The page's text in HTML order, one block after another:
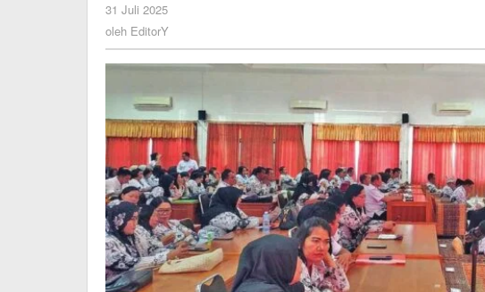
31 Juli 2025
oleh EditorY